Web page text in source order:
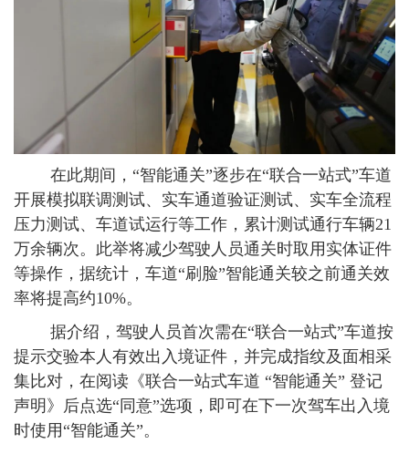
在此期间，“智能通关”逐步在“联合一站式”车道
开展模拟联调测试、实车通道验证测试、实车全流程
压力测试、车道试运行等工作，累计测试通行车辆21
万余辆次。此举将减少驾驶人员通关时取用实体证件
等操作，据统计，车道“刷脸”智能通关较之前通关效
率将提高约10%。
据介绍，驾驶人员首次需在“联合一站式”车道按
提示交验本人有效出入境证件，并完成指纹及面相采
集比对，在阅读《联合一站式车道 “智能通关” 登记
声明》后点选“同意”选项，即可在下一次驾车出入境
时使用“智能通关”。